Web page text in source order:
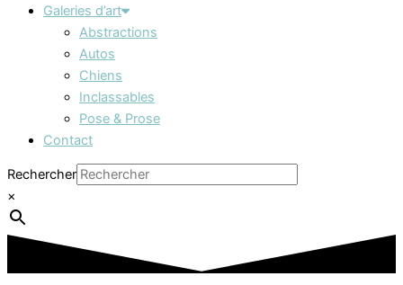
Galeries d’art
Abstractions
Autos
Chiens
Inclassables
Pose & Prose
Contact
Rechercher
×